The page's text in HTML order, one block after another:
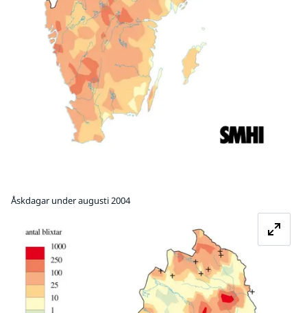
Åskdagar under augusti 2004